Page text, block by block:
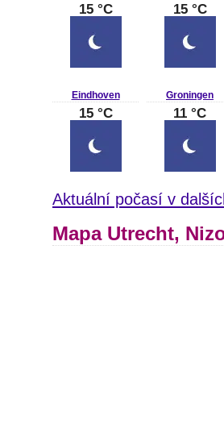
15 °C 15 °C
Eindhoven
15 °C
Groningen
11 °C
Aktuální počasí v
Mapa Utrecht,